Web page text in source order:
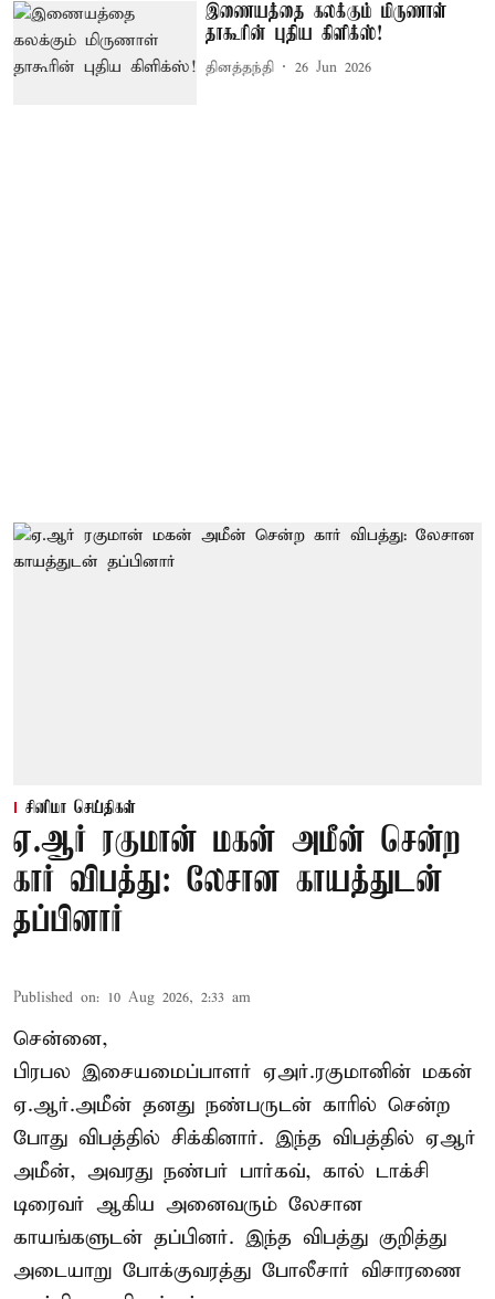
இணையத்தை கலக்கும் மிருணாள்
தாகூரின் புதிய கிளிக்ஸ்!
தினத்தந்தி 26 Jun 2026
சினிமா செய்திகள்
ஏ.ஆர் ரகுமான் மகன் அமீன் சென்ற
கார் விபத்து: லேசான காயத்துடன்
தப்பினார்
Published on: 10 Aug 2026, 2:33 am
சென்னை,
பிரபல இசையமைப்பாளர் ஏஅர்.ரகுமானின் மகன்
ஏ.ஆர்.அமீன் தனது நண்பருடன் காரில் சென்ற
போது விபத்தில் சிக்கினார். இந்த விபத்தில் ஏஆர்
அமீன், அவரது நண்பர் பார்கவ், கால் டாக்சி
டிரைவர் ஆகிய அனைவரும் லேசான
காயங்களுடன் தப்பினர். இந்த விபத்து குறித்து
அடையாறு போக்குவரத்து போலீசார் விசாரணை